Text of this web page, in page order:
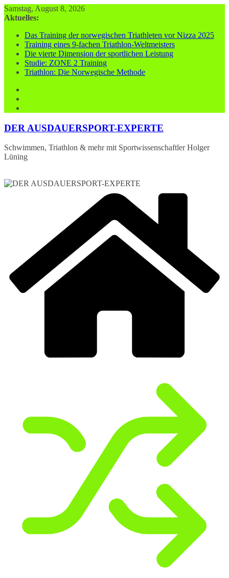
Zum
Inhalt
Samstag, August 8, 2026
Aktuelles:
Das Training der norwegischen Triathleten vor Nizza 2025
Training eines 9-fachen Triathlon-Weltmeisters
Die vierte Dimension der sportlichen Leistung
Studie: ZONE 2 Training
Triathlon: Die Norwegische Methode
DER AUSDAUERSPORT-EXPERTE
Schwimmen, Triathlon & mehr mit Sportwissenschaftler Holger
Lüning